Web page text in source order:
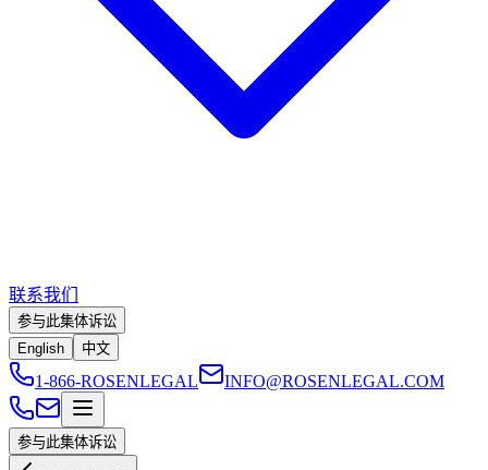
联系我们
参与此集体诉讼
English
中文
1-866-ROSENLEGAL INFO@ROSENLEGAL.COM
参与此集体诉讼